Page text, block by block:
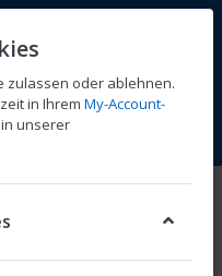
Wunschliste
zulassen oder ablehnen.
in Ihrem My-Account-
unserer